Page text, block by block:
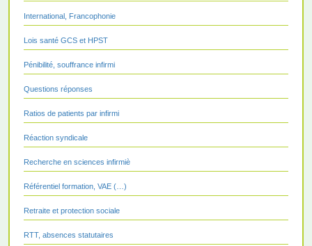
International, Francophonie
Lois santé GCS et HPST
Pénibilité, souffrance infirmi
Questions réponses
Ratios de patients par infirmi
Réaction syndicale
Recherche en sciences infirmiè
Référentiel formation, VAE (…)
Retraite et protection sociale
RTT, absences statutaires